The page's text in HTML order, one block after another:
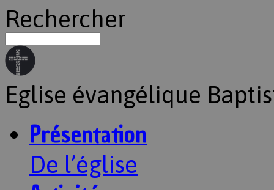
Rechercher
Eglise évangélique
Présentation
De l’église